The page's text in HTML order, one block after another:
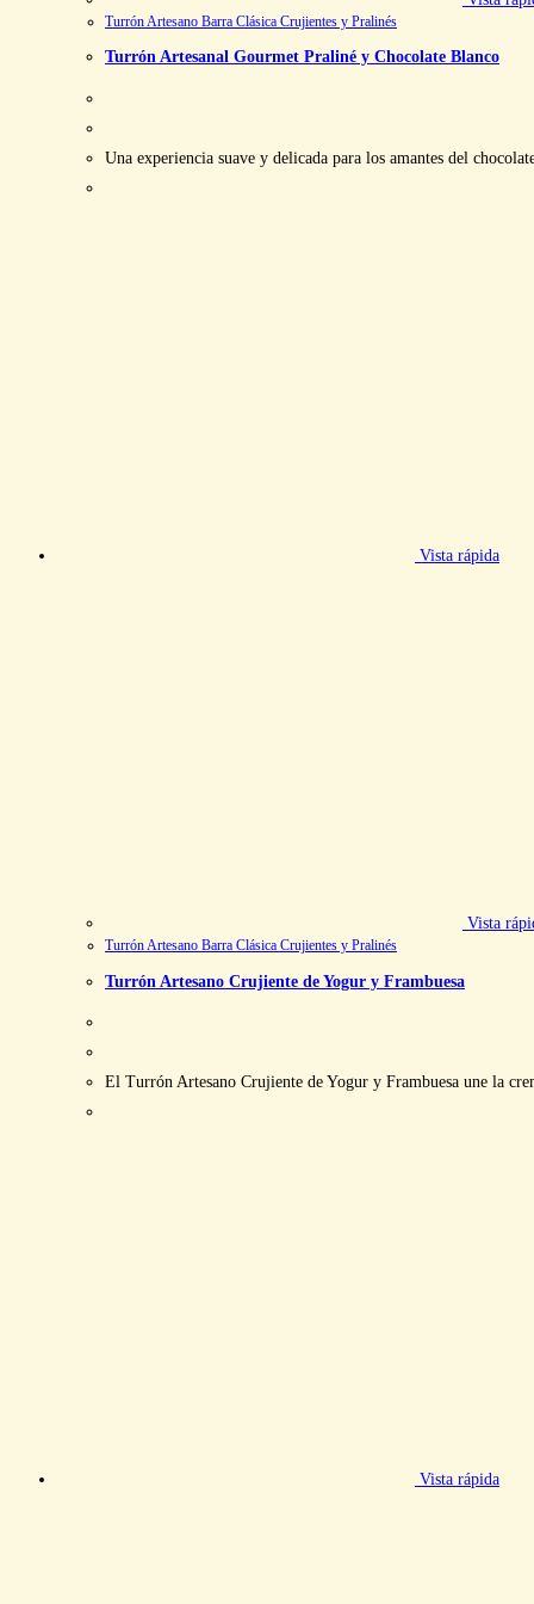
Turrón Artesano Barra Clásica Crujientes y Pralinés
Turrón Artesanal Gourmet Praliné y Chocolate Blanco
Una experiencia suave y delicada para los amantes del
Vista rápida
Vista
Turrón Artesano Barra Clásica Crujientes y Pralinés
Turrón Artesano Crujiente de Yogur y Frambuesa
El Turrón Artesano Crujiente de Yogur y Frambuesa une la
Vista rápida